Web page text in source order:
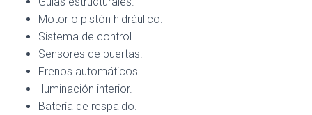
Motor o pistón hidráulico.
Sistema de control.
Sensores de puertas.
Frenos automáticos.
Iluminación interior.
Batería de respaldo.